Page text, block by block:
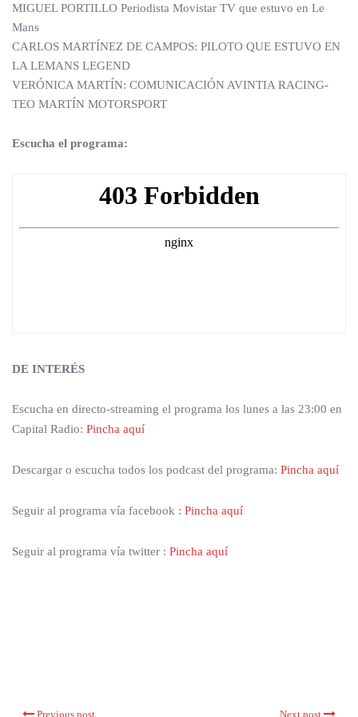
MIGUEL PORTILLO Periodista Movistar TV que estuvo en Le
Mans
CARLOS MARTÍNEZ DE CAMPOS: PILOTO QUE ESTUVO EN
LA LEMANS LEGEND
VERÓNICA MARTÍN: COMUNICACIÓN AVINTIA RACING-
TEO MARTÍN MOTORSPORT
Escucha el programa:
DE INTERÉS
Escucha en directo-streaming el programa los lunes a las 23:00 en
Capital Radio: Pincha aquí
Descargar o escucha todos los podcast del programa: Pincha aquí
Seguir al programa vía facebook : Pincha aquí
Seguir al programa vía twitter : Pincha aquí
Previous post Next post